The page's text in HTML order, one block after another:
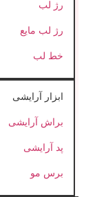
رژ لب
رژ لب مایع
خط لب
ابزار آرایشی
براش آرایشی
پد آرایشی
برس مو